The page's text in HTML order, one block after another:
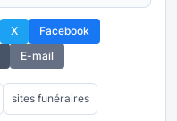
X
Facebook
E-mail
sites funéraires